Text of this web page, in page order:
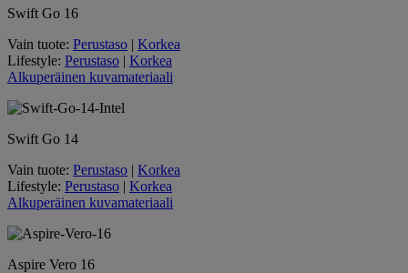
Swift Go 16
Vain tuote: Perustaso | Korkea
Lifestyle: Perustaso | Korkea
Alkuperäinen kuvamateriaali
Swift Go 14
Vain tuote: Perustaso | Korkea
Lifestyle: Perustaso | Korkea
Alkuperäinen kuvamateriaali
Aspire Vero 16